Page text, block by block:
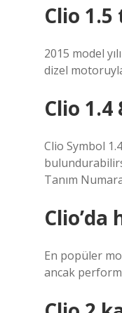
Clio
2015 model
dizel
Clio 1.4
Clio Symbol
Tanım
Clio’da
En popüler
ancak